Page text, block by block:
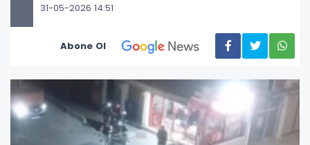
31-05-2026 14:51
Abone Ol